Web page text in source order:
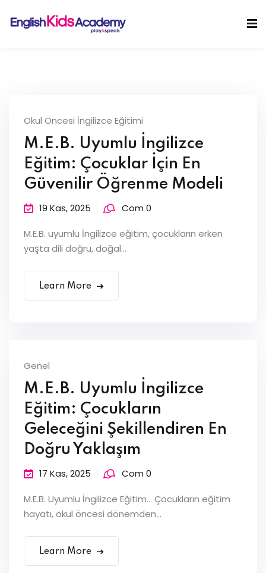
Okul Öncesi İngilizce Eğitimi
M.E.B. Uyumlu İngilizce
Eğitim: Çocuklar İçin En
Güvenilir Öğrenme Modeli
19 Kas, 2025 Com 0
M.E.B. uyumlu İngilizce eğitim, çocukların erken
yaşta dili doğru, doğal...
Learn More
Genel
M.E.B. Uyumlu İngilizce
Eğitim: Çocukların
Geleceğini Şekillendiren En
Doğru Yaklaşım
17 Kas, 2025 Com 0
M.E.B. Uyumlu İngilizce Eğitim… Çocukların eğitim
hayatı, okul öncesi dönemden...
Learn More
Sign in
Remember me